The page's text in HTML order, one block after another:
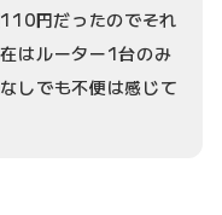
円だったのでそれ
はルーター1台のみ
しでも不便は感じて